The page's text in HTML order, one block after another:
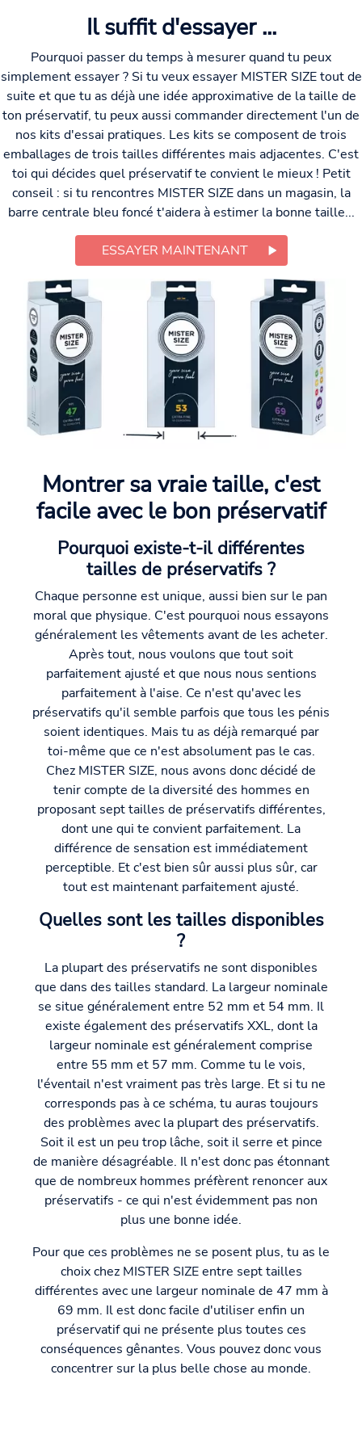
Il suffit d'essayer ...
Pourquoi passer du temps à mesurer quand tu peux
simplement essayer ? Si tu veux essayer MISTER SIZE tout de
suite et que tu as déjà une idée approximative de la taille de
ton préservatif, tu peux aussi commander directement l'un de
nos kits d'essai pratiques. Les kits se composent de trois
emballages de trois tailles différentes mais adjacentes. C'est
toi qui décides quel préservatif te convient le mieux ! Petit
conseil : si tu rencontres MISTER SIZE dans un magasin, la
barre centrale bleu foncé t'aidera à estimer la bonne taille...
ESSAYER MAINTENANT
Montrer sa vraie taille, c'est
facile avec le bon préservatif
Pourquoi existe-t-il différentes
tailles de préservatifs ?
Chaque personne est unique, aussi bien sur le pan
moral que physique. C'est pourquoi nous essayons
généralement les vêtements avant de les acheter.
Après tout, nous voulons que tout soit
parfaitement ajusté et que nous nous sentions
parfaitement à l'aise. Ce n'est qu'avec les
préservatifs qu'il semble parfois que tous les pénis
soient identiques. Mais tu as déjà remarqué par
toi-même que ce n'est absolument pas le cas.
Chez MISTER SIZE, nous avons donc décidé de
tenir compte de la diversité des hommes en
proposant sept tailles de préservatifs différentes,
dont une qui te convient parfaitement. La
différence de sensation est immédiatement
perceptible. Et c'est bien sûr aussi plus sûr, car
tout est maintenant parfaitement ajusté.
Quelles sont les tailles disponibles
?
La plupart des préservatifs ne sont disponibles
que dans des tailles standard. La largeur nominale
se situe généralement entre 52 mm et 54 mm. Il
existe également des préservatifs XXL, dont la
largeur nominale est généralement comprise
entre 55 mm et 57 mm. Comme tu le vois,
l'éventail n'est vraiment pas très large. Et si tu ne
corresponds pas à ce schéma, tu auras toujours
des problèmes avec la plupart des préservatifs.
Soit il est un peu trop lâche, soit il serre et pince
de manière désagréable. Il n'est donc pas étonnant
que de nombreux hommes préfèrent renoncer aux
préservatifs - ce qui n'est évidemment pas non
plus une bonne idée.
Pour que ces problèmes ne se posent plus, tu as le
choix chez MISTER SIZE entre sept tailles
différentes avec une largeur nominale de 47 mm à
69 mm. Il est donc facile d'utiliser enfin un
préservatif qui ne présente plus toutes ces
conséquences gênantes. Vous pouvez donc vous
concentrer sur la plus belle chose au monde.